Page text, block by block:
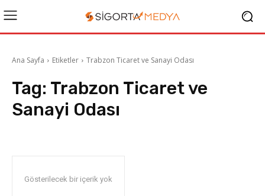
Ana Sayfa Etiketler Trabzon Ticaret ve Sanayi Odası
Tag: Trabzon Ticaret ve
Sanayi Odası
Gösterilecek bir içerik yok